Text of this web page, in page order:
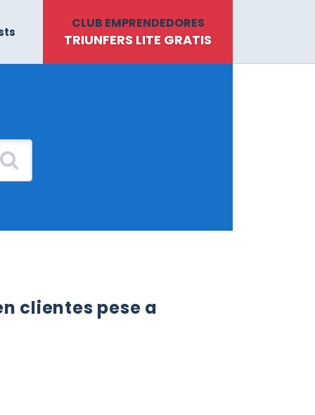
CLUB EMPRENDEDORES
TRIUNFERS LITE GRATIS
clientes pese a
CLICS